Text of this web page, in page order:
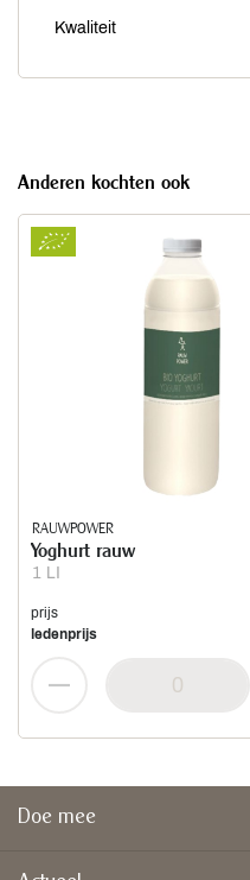
Kwaliteit
Anderen kochten ook
RAUWPOWER
1 LI
Yoghurt rauw
prijs
ledenprijs
Doe mee